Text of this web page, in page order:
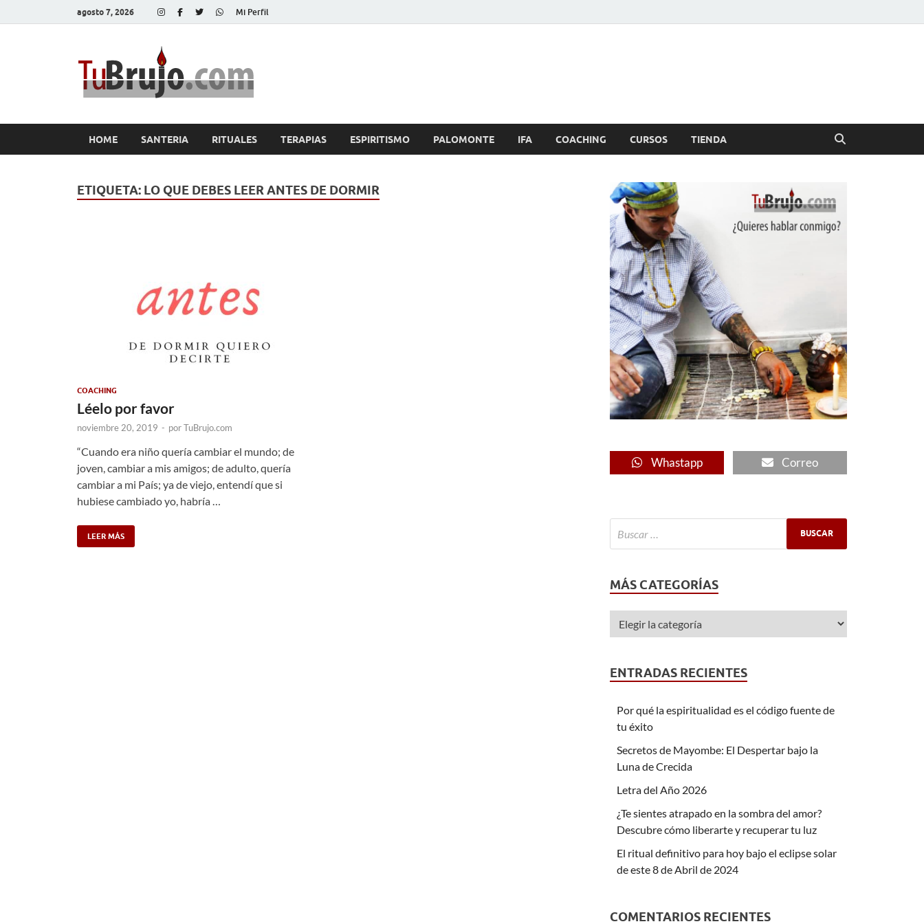
agosto 7, 2026 Mi Perfil
HOME SANTERIA RITUALES TERAPIAS ESPIRITISMO PALOMONTE IFA COACHING CURSOS TIENDA
ETIQUETA: LO QUE DEBES LEER ANTES DE DORMIR
COACHING
Léelo por favor
noviembre 20, 2019 - porTuBrujo.com
“Cuando era niño quería cambiar el mundo; de
joven, cambiar a mis amigos; de adulto, quería
cambiar a mi País; ya de viejo, entendí que si
hubiese cambiado yo, habría …
LEER MÁS
Whastapp Correo
MÁS CATEGORÍAS
ENTRADAS RECIENTES
Por qué la espiritualidad es el código fuente de
tu éxito
Secretos de Mayombe: El Despertar bajo la
Luna de Crecida
Letra del Año 2026
¿Te sientes atrapado en la sombra del amor?
Descubre cómo liberarte y recuperar tu luz
El ritual definitivo para hoy bajo el eclipse solar
de este 8 de Abril de 2024
COMENTARIOS RECIENTES